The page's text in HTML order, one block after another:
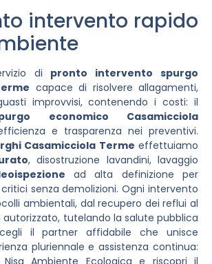
intervento rapido
di pronto intervento spurgo
capace di risolvere allagamenti,
improvvisi, contenendo i costi: il
economico Casamicciola
e trasparenza nei preventivi.
Casamicciola Terme effettuiamo
, disostruzione lavandini, lavaggio
ad alta definizione per
senza demolizioni. Ogni intervento
ambientali, dal recupero dei reflui al
tutelando la salute pubblica
il partner affidabile che unisce
pluriennale e assistenza continua:
Ambiente Ecologica e riscopri il